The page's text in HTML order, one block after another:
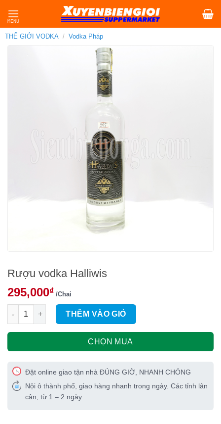
content
THẾ GIỚI VODKA / Vodka Pháp
Rượu vodka Halliwis
295,000₫ /Chai
Rượu vodka Halliwis số lượng
THÊM VÀO GIỎ
CHỌN MUA
Đặt online giao tận nhà ĐÚNG GIỜ, NHANH CHÓNG
Nội ô thành phố, giao hàng nhanh trong ngày. Các tỉnh lân
cận, từ 1 – 2 ngày